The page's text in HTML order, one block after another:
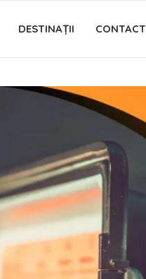
DESTINAȚII CONTACT